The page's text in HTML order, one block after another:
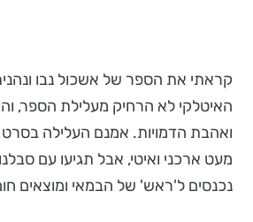
קראתי את הספר של אשכול נבו
האיטלקי לא הרחיק מעלילת הספר,
ואהבת הדמויות. אמנם העלילה בסרט
מעט ארכני ואיטי, אבל תגיעו עם
נכנסים ל'ראש' של הבמאי ומוצאים